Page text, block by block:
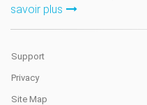
savoir plus
Support
Privacy
Site Map